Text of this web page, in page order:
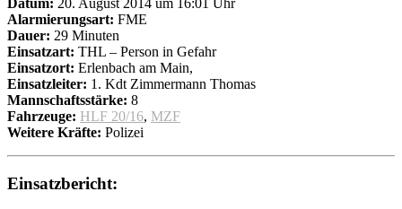
Alarmierungsart: FME
Dauer: 29 Minuten
Einsatzart: THL – Person in Gefahr
Einsatzort: Erlenbach am Main,
Einsatzleiter: 1. Kdt Zimmermann Thomas
Mannschaftsstärke: 8
Fahrzeuge: HLF 20/16, MZF
Weitere Kräfte: Polizei
Einsatzbericht: